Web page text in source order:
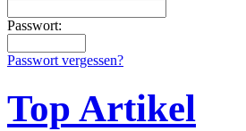
Passwort:
Passwort vergessen?
Top Artikel